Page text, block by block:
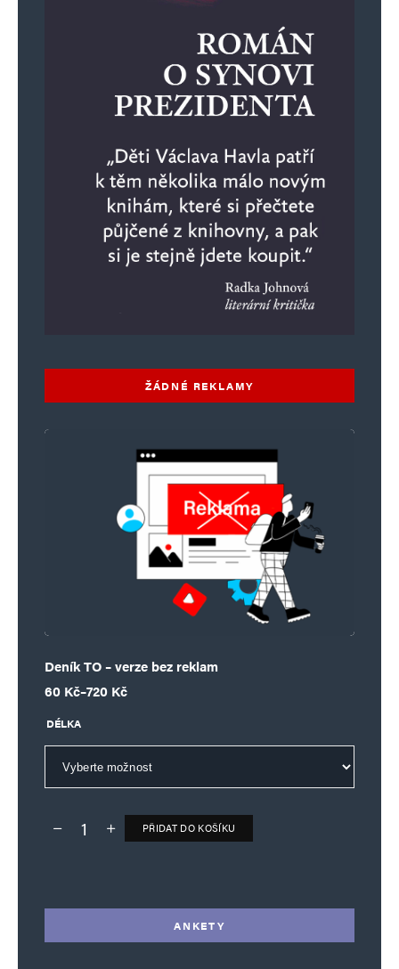
ŽÁDNÉ REKLAMY
Deník TO – verze bez reklam
60 Kč–720 Kč
Rozpětí cen: 60 Kč až 720 Kč
DÉLKA
Deník TO – verze bez reklam množství
PŘIDAT DO KOŠÍKU
ANKETY